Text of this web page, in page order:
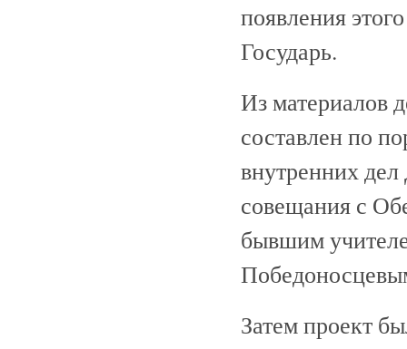
появления
Государь.
Из материалов
составлен по
внутренних
совещания с
бывшим
Затем проект